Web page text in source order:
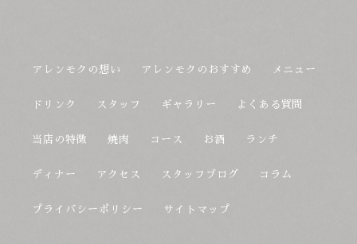
アレンモクの想い アレンモクのおすすめ メニュー
ドリンク スタッフ ギャラリー よくある質問
当店の特徴 焼肉 コース お酒 ランチ
ディナー アクセス スタッフブログ コラム
プライバシーポリシー サイトマップ